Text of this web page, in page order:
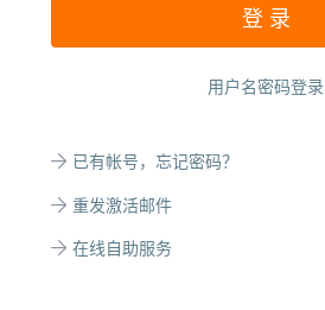
用户名密码登录
已有帐号，忘记密码？
重发激活邮件
在线自助服务